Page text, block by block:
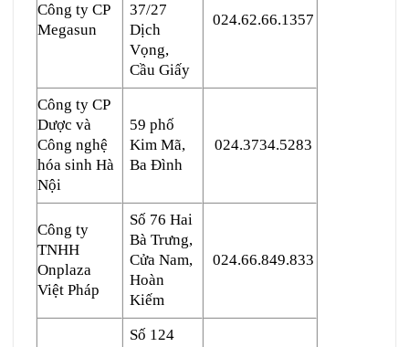
Công ty CP
Megasun
37/27
Dịch
Vọng,
Cầu Giấy
024.62.66.1357
Công ty CP
Dược và
Công nghệ
hóa sinh Hà
Nội
59 phố
Kim Mã,
Ba Đình
024.3734.5283
Công ty
TNHH
Onplaza
Việt Pháp
Số 76 Hai
Bà Trưng,
Cửa Nam,
Hoàn
Kiếm
024.66.849.833
Số 124